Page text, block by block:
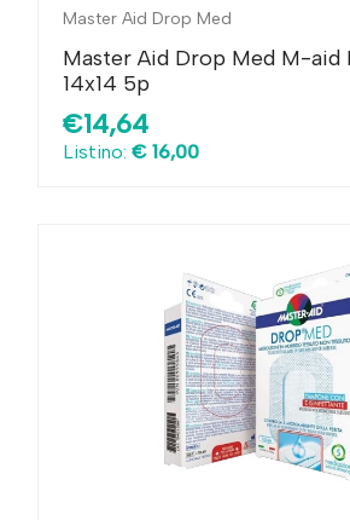
Master Aid Drop Med
Master Aid Drop Med M-aid
14x14 5p
€14,64
Listino: € 16,00